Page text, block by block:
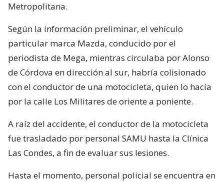
Metropolitana.
Según la información preliminar, el vehículo
particular marca Mazda, conducido por el
periodista de Mega, mientras circulaba por Alonso
de Córdova en dirección al sur, habría colisionado
con el conductor de una motocicleta, quien lo hacía
por la calle Los Militares de oriente a poniente.
A raíz del accidente, el conductor de la motocicleta
fue trasladado por personal SAMU hasta la Clínica
Las Condes, a fin de evaluar sus lesiones.
Hasta el momento, personal policial se encuentra en